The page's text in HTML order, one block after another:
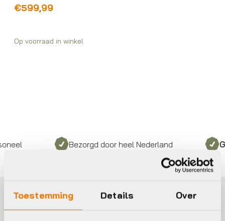
Toestemming Details Over
€599,99
Op voorraad in winkel
Bezorgd door heel Nederland